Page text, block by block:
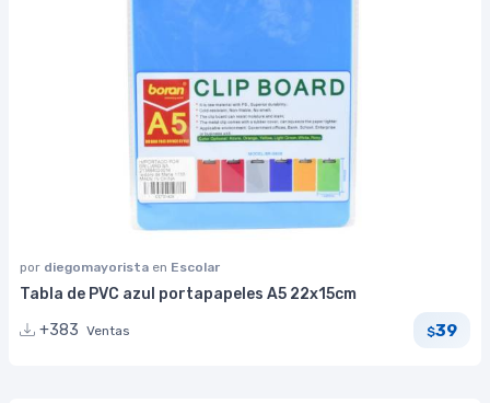
por diegomayorista en Escolar
Tabla de PVC azul portapapeles A5 22x15cm
+383 Ventas $39